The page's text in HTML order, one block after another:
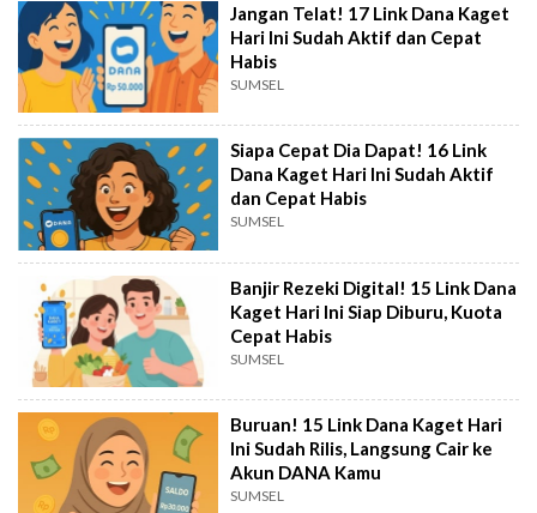
Jangan Telat! 17 Link Dana Kaget
Hari Ini Sudah Aktif dan Cepat
Habis
SUMSEL
Siapa Cepat Dia Dapat! 16 Link
Dana Kaget Hari Ini Sudah Aktif
dan Cepat Habis
SUMSEL
Banjir Rezeki Digital! 15 Link Dana
Kaget Hari Ini Siap Diburu, Kuota
Cepat Habis
SUMSEL
Buruan! 15 Link Dana Kaget Hari
Ini Sudah Rilis, Langsung Cair ke
Akun DANA Kamu
SUMSEL